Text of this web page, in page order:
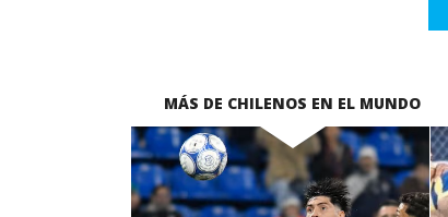
MÁS DE CHILENOS EN EL MUNDO